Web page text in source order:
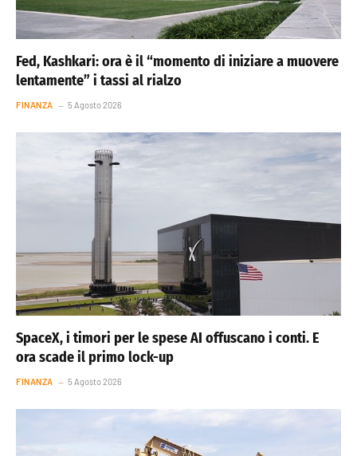
Fed, Kashkari: ora è il “momento di iniziare a muovere
lentamente” i tassi al rialzo
FINANZA 5 Agosto 2026
SpaceX, i timori per le spese AI offuscano i conti. E
ora scade il primo lock-up
FINANZA 5 Agosto 2026